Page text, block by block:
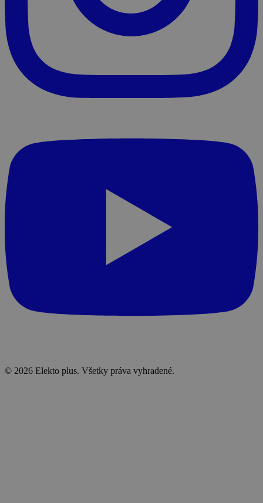
© 2026 Elekto plus. Všetky práva vyhradené.